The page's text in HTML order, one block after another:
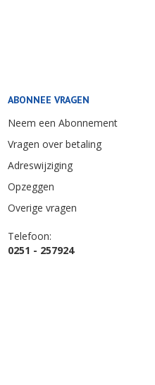
ABONNEE VRAGEN
Neem een Abonnement
Vragen over betaling
Adreswijziging
Opzeggen
Overige vragen
Telefoon:
0251 - 257924